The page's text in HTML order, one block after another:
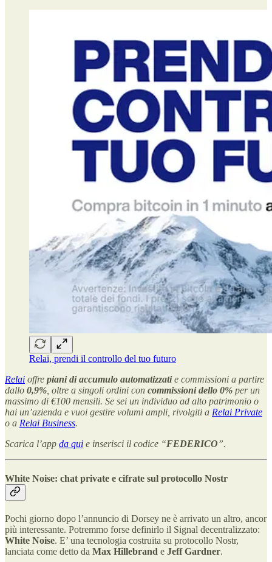
Relai, prendi il controllo del tuo futuro
Relai offre piani di accumulo automatizzatie commissioni a partire
dallo 0,9% , oltre a singoli ordini con commissioni dello 0% per un
massimo di €100 mensili. Se sei un individuo ad alto patrimonio o
hai un’azienda e vuoi gestire volumi ampli, rivolgiti a Relai Private
o a Relai Business.
Scarica l’app da qui e inserisci il codice “FEDERICO”.
White Noise: chat private e cifrate sul protocollo Nostr
Pochi giorno dopo l’annuncio di Dorsey ne è arrivato un altro, ancor
più interessante. Potremmo forse definirlo il Signal decentralizzato:
White Noise. E’ una tecnologia costruita su protocollo Nostr,
lanciata come detto da Max Hillebrand e Jeff Gardner.